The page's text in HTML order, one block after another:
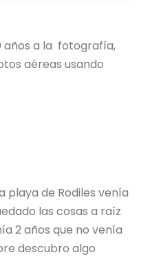
años a la fotografía,
aéreas usando
playa de Rodiles venía
las cosas a raíz
2 años que no venía
descubro algo